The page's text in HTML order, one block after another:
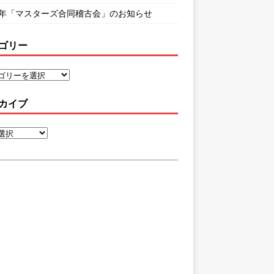
「マスターズ合同稽古会」のお知らせ
リー
イブ